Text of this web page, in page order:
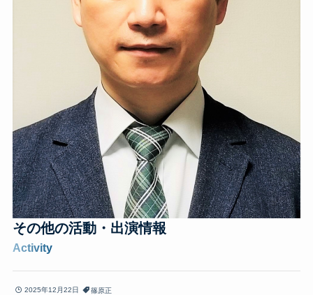
その他の活動・出演情報
Activity
2025年12月22日 篠原正